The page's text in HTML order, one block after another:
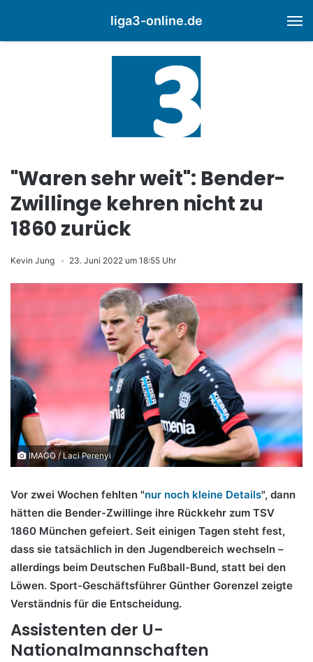
liga3-online.de
"Waren sehr weit": Bender-
Zwillinge kehren nicht zu
1860 zurück
Kevin Jung 23. Juni 2022 um 18:55 Uhr
IMAGO / Laci Perenyi
Vor zwei Wochen fehlten "nur noch kleine Details", dann
hätten die Bender-Zwillinge ihre Rückkehr zum TSV
1860 München gefeiert. Seit einigen Tagen steht fest,
dass sie tatsächlich in den Jugendbereich wechseln –
allerdings beim Deutschen Fußball-Bund, statt bei den
Löwen. Sport-Geschäftsführer Günther Gorenzel zeigte
Verständnis für die Entscheidung.
Assistenten der U-
Nationalmannschaften